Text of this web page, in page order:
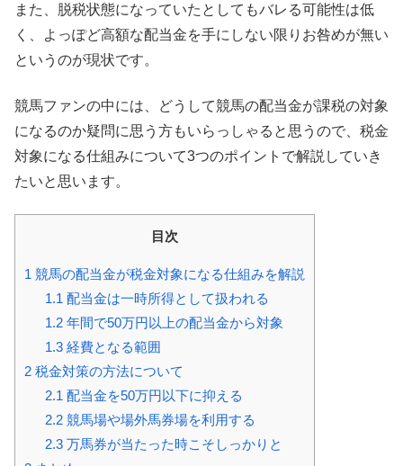
また、脱税状態になっていたとしてもバレる可能性は低
く、よっぽど高額な配当金を手にしない限りお咎めが無い
というのが現状です。
競馬ファンの中には、どうして競馬の配当金が課税の対象
になるのか疑問に思う方もいらっしゃると思うので、税金
対象になる仕組みについて3つのポイントで解説していき
たいと思います。
目次
1 競馬の配当金が税金対象になる仕組みを解説
1.1 配当金は一時所得として扱われる
1.2年間で50万円以上の配当金から対象
1.3経費となる範囲
2 税金対策の方法について
2.1 配当金を50万円以下に抑える
2.2競馬場や場外馬券場を利用する
2.3万馬券が当たった時こそしっかりと